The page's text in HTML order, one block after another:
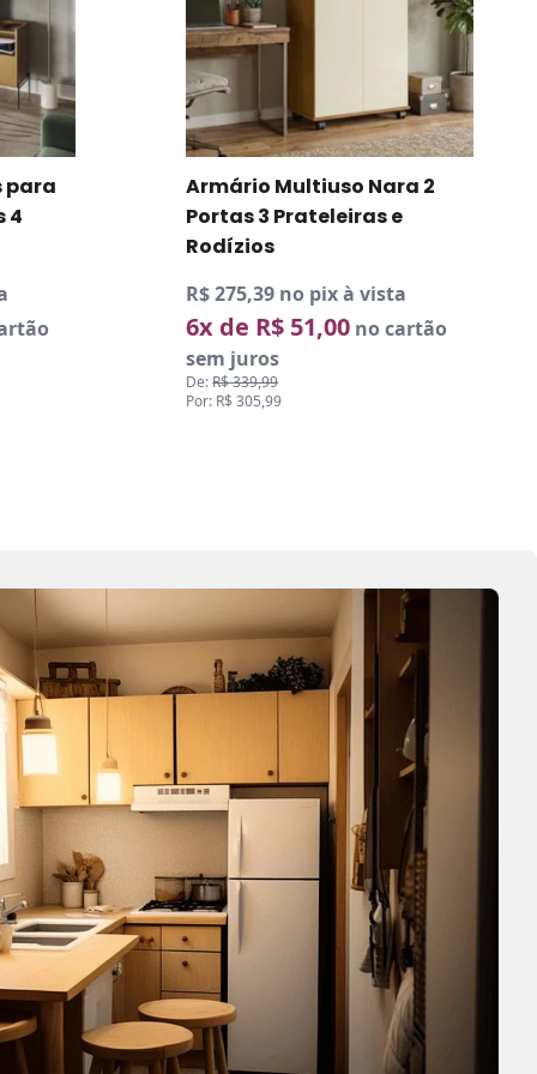
2
6x de R$ 51,00
no cartão
sem juros
De:R$ 339,99
Por: R$ 305,99